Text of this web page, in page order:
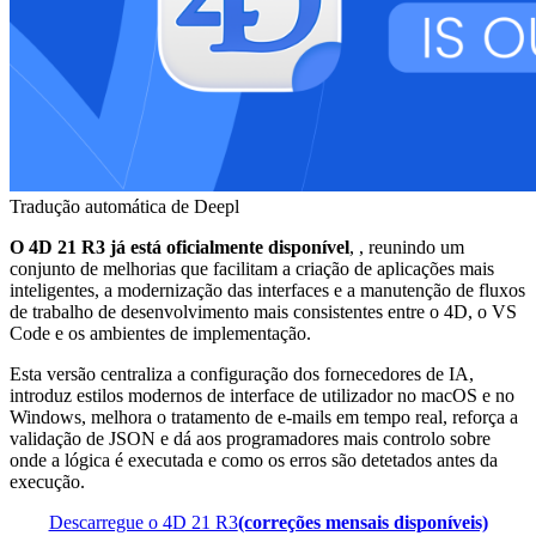
Tradução automática de Deepl
O 4D 21 R3 já está oficialmente disponível, , reunindo um
conjunto de melhorias que facilitam a criação de aplicações mais
inteligentes, a modernização das interfaces e a manutenção de fluxos
de trabalho de desenvolvimento mais consistentes entre o 4D, o VS
Code e os ambientes de implementação.
Esta versão centraliza a configuração dos fornecedores de IA,
introduz estilos modernos de interface de utilizador no macOS e no
Windows, melhora o tratamento de e-mails em tempo real, reforça a
validação de JSON e dá aos programadores mais controlo sobre
onde a lógica é executada e como os erros são detetados antes da
execução.
Descarregue o 4D 21 R3(correções mensais disponíveis)